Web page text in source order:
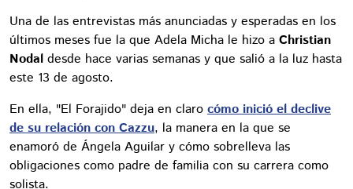
Una de las entrevistas más anunciadas y esperadas en los
últimos meses fue la que Adela Micha le hizo a Christian
Nodal desde hace varias semanas y que salió a la luz hasta
este 13 de agosto.
En ella, "El Forajido" deja en claro cómo inició el declive
de su relación con Cazzu, la manera en la que se
enamoró de Ángela Aguilar y cómo sobrelleva las
obligaciones como padre de familia con su carrera como
solista.